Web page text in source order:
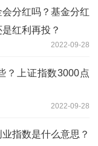
分红吗？基金分红
红利再投？
2022-09-28
？上证指数3000点
2022-09-28
业指数是什么意思？